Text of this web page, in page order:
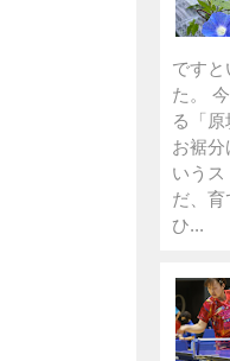
です
た。
る「
お裾分
いうス
だ、
ひ...